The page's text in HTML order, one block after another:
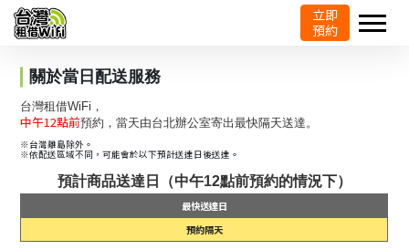
立即
預約
關於當日配送服務
台灣租借WiFi，
中午12點前預約，當天由台北辦公室寄出最快隔天送達。
※台灣離島除外。
※依配送區域不同，可能會於以下預計送達日後送達。
預計商品送達日（中午12點前預約的情況下）
最快送達日
預約隔天